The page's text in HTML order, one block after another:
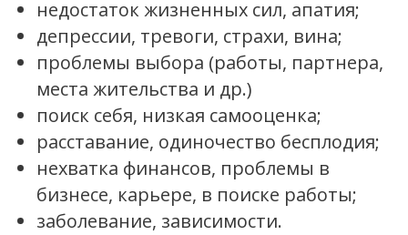
недостаток жизненных сил, апатия;
депрессии, тревоги, страхи, вина;
проблемы выбора (работы, партнера,
места жительства и др.)
поиск себя, низкая самооценка;
расставание, одиночество бесплодия;
нехватка финансов, проблемы в
бизнесе, карьере, в поиске работы;
заболевание, зависимости.